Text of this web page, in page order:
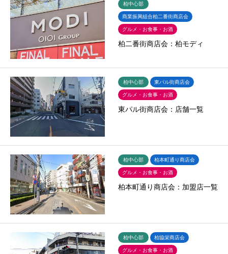
柏中心部
商業振興組合柏二番街商店会
グルメ・お食事・お酒
柏二番街商店会：柏モディ
柏中心部 東パル街商店会
グルメ・お食事・お酒
東パル街商店会：店舗一覧
柏中心部 柏本町通り商店会
グルメ・お食事・お酒
柏本町通り商店会：加盟店一覧
柏中心部 柏協栄商店会
グルメ・お食事・お酒